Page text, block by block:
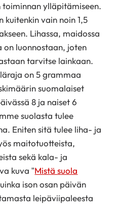
toiminnan ylläpitämiseen.
vain noin 1,5
Lihassa, maidossa
on luonnostaan, joten
tarvitse lainkaan.
on 5 grammaa
suomalaiset
8 ja naiset 6
suolasta tulee
Eniten sitä tulee liha- ja
maitotuotteista,
sekä kala- ja
kuva ”Mistä suola
ison osan päivän
leipäviipaleesta